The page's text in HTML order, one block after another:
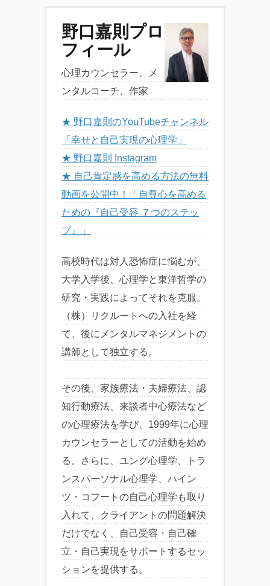
野口嘉則プロ
フィール
心理カウンセラー、メ
ンタルコーチ、作家
★ 野口嘉則のYouTubeチャンネル
「幸せと自己実現の心理学」
★ 野口嘉則 Instagram
★ 自己肯定感を高める方法の無料
動画を公開中！「自尊心を高める
ための『自己受容 ７つのステッ
プ』」
高校時代は対人恐怖症に悩むが、
大学入学後、心理学と東洋哲学の
研究・実践によってそれを克服。
（株）リクルートへの入社を経
て、後にメンタルマネジメントの
講師として独立する。
その後、家族療法・夫婦療法、認
知行動療法、来談者中心療法など
の心理療法を学び、1999年に心理
カウンセラーとしての活動を始め
る。さらに、ユング心理学、トラ
ンスパーソナル心理学、ハイン
ツ・コフートの自己心理学も取り
入れて、クライアントの問題解決
だけでなく、自己受容・自己確
立・自己実現をサポートするセッ
ションを提供する。